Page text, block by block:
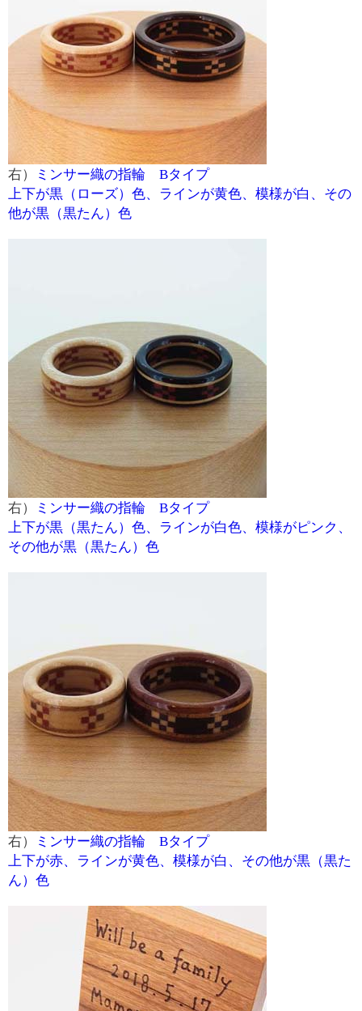
右）
ミンサー織の指輪 Bタイプ
上下が黒（ローズ）色、ラインが黄色、模様が白、その
他が黒（黒たん）色
右）
ミンサー織の指輪 Bタイプ
上下が黒（黒たん）色、ラインが白色、模様がピンク、
その他が黒（黒たん）色
右）
ミンサー織の指輪 Bタイプ
上下が赤、ラインが黄色、模様が白、その他が黒（黒た
ん）色